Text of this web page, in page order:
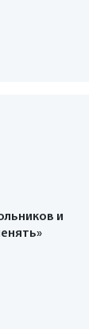
и